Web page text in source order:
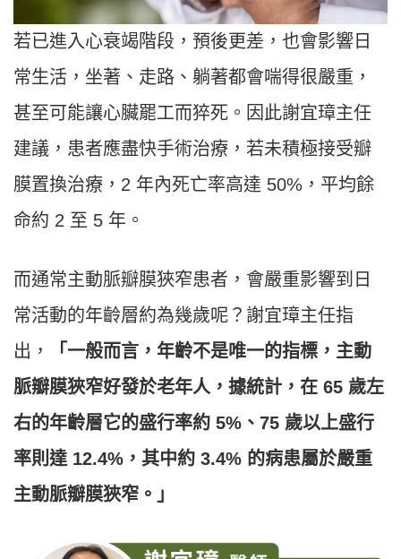
若已進入心衰竭階段，預後更差，也會影響日
常生活，坐著、走路、躺著都會喘得很嚴重，
甚至可能讓心臟罷工而猝死。因此謝宜璋主任
建議，患者應盡快手術治療，若未積極接受瓣
膜置換治療，2 年內死亡率高達 50%，平均餘
命約 2 至 5 年。
而通常主動脈瓣膜狹窄患者，會嚴重影響到日
常活動的年齡層約為幾歲呢？謝宜璋主任指
出，
「一般而言，年齡不是唯一的指標，主動
脈瓣膜狹窄好發於老年人，據統計，在 65 歲左
右的年齡層它的盛行率約 5%、75 歲以上盛行
率則達 12.4%，其中約 3.4% 的病患屬於嚴重
主動脈瓣膜狹窄。」